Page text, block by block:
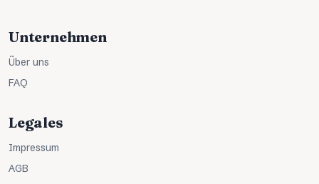
Unternehmen
Über uns
FAQ
Legales
Impressum
AGB